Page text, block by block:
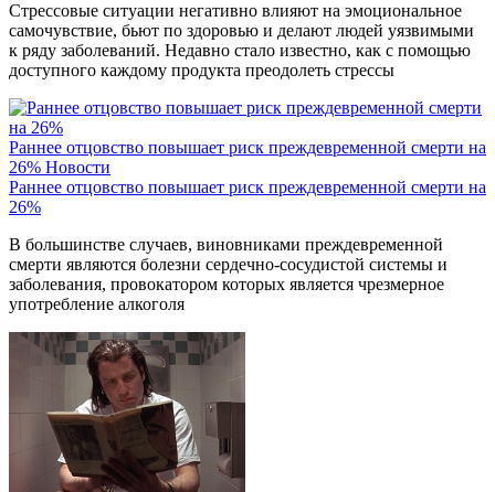
Стрессовые ситуации негативно влияют на эмоциональное
самочувствие, бьют по здоровью и делают людей уязвимыми
к ряду заболеваний. Недавно стало известно, как с помощью
доступного каждому продукта преодолеть стрессы
Раннее отцовство повышает риск преждевременной смерти на
26% Новости
Раннее отцовство повышает риск преждевременной смерти на
26%
В большинстве случаев, виновниками преждевременной
смерти являются болезни сердечно-сосудистой системы и
заболевания, провокатором которых является чрезмерное
употребление алкоголя